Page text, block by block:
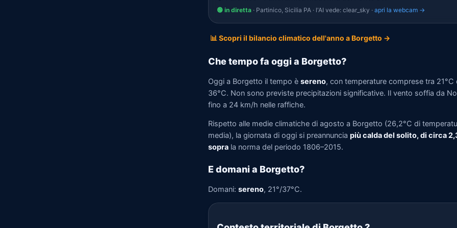
🟢 in diretta · Partinico, Sicilia PA · l'AI vede: clear_sky · apri la webcam →
📊 Scopri il bilancio climatico dell'anno a Borgetto →
Che tempo fa oggi a Borgetto?
Oggi a Borgetto il tempo è sereno, con temperature comprese tra 21°C
36°C. Non sono previste precipitazioni significative. Il vento soffia da
fino a 24 km/h nelle raffiche.
Rispetto alle medie climatiche di agosto a Borgetto (26,2°C di
media), la giornata di oggi si preannuncia più calda del solito, di circa
sopra la norma del periodo 1806–2015.
E domani a Borgetto?
Domani: sereno, 21°/37°C.